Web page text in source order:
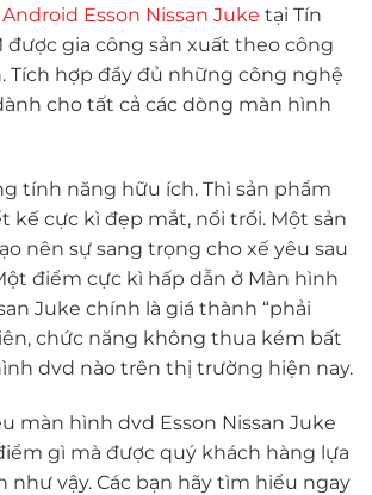
Esson Nissan Juke tại Tín
được gia công sản xuất theo công
Tích hợp đầy đủ những công nghệ
cho tất cả các dòng màn hình
tính năng hữu ích. Thì sản phẩm
kế cực kì đẹp mắt, nổi trổi. Một sản
nên sự sang trọng cho xế yêu sau
điểm cực kì hấp dẫn ở Màn hình
Juke chính là giá thành “phải
chức năng không thua kém bất
dvd nào trên thị trường hiện nay.
màn hình dvd Esson Nissan Juke
gì mà được quý khách hàng lựa
như vậy. Các bạn hãy tìm hiểu ngay